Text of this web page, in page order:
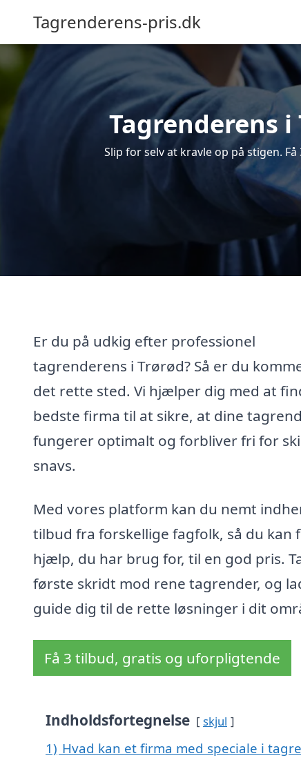
Tagrenderens-pris.dk
Tagrenderens
Slip for selv at kravle op på stigen.
Er du på udkig efter professionel
tagrenderens i Trørød? Så er du
det rette sted. Vi hjælper dig med at
bedste firma til at sikre, at dine
fungerer optimalt og forbliver fri for
snavs.
Med vores platform kan du nemt
tilbud fra forskellige fagfolk, så du kan
hjælp, du har brug for, til en god pris.
første skridt mod rene tagrender, og
guide dig til de rette løsninger i dit
Få 3 tilbud, gratis og uforpligtende
Indholdsfortegnelse skjul
1) Hvad kan et firma med speciale i